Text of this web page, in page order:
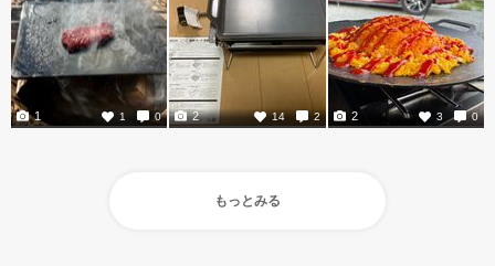
1 0
1 14 2
2 3 0
2
もっとみる